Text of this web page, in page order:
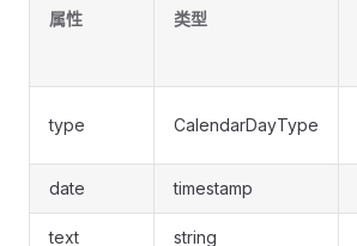
属性 类型
type CalendarDayType
date timestamp
text string